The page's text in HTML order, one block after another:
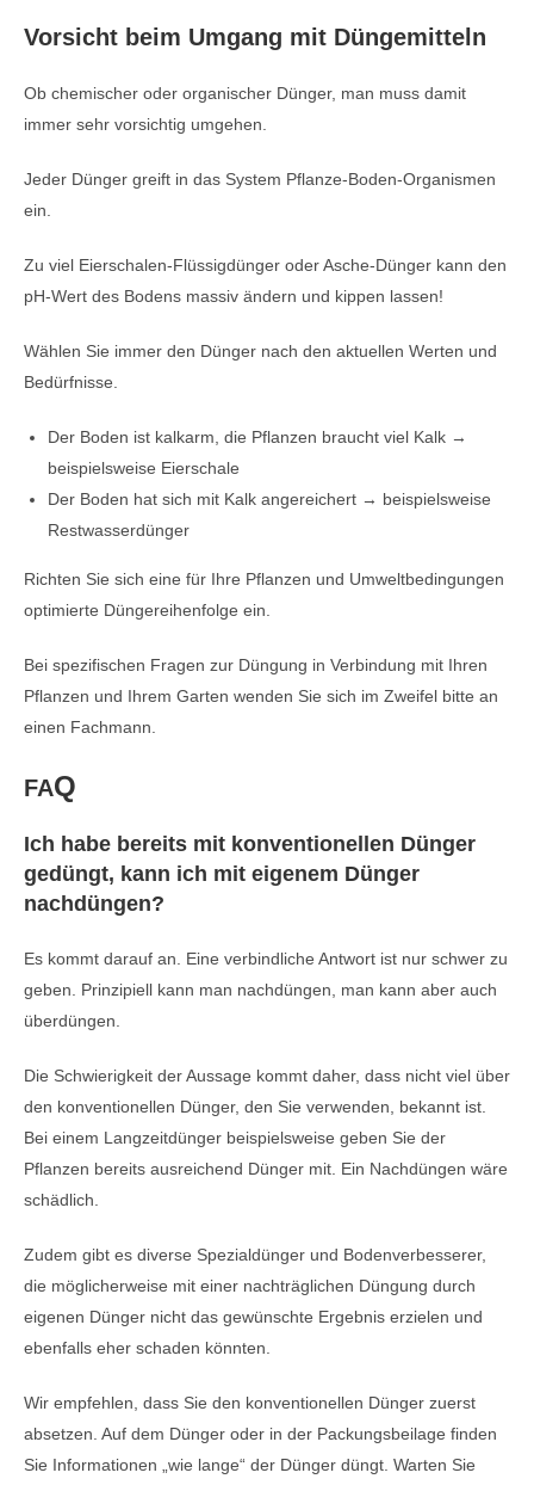
Vorsicht beim Umgang mit Düngemitteln
Ob chemischer oder organischer Dünger, man muss damit
immer sehr vorsichtig umgehen.
Jeder Dünger greift in das System Pflanze-Boden-Organismen
ein.
Zu viel Eierschalen-Flüssigdünger oder Asche-Dünger kann den
pH-Wert des Bodens massiv ändern und kippen lassen!
Wählen Sie immer den Dünger nach den aktuellen Werten und
Bedürfnisse.
Der Boden ist kalkarm, die Pflanzen braucht viel Kalk →
beispielsweise Eierschale
Der Boden hat sich mit Kalk angereichert → beispielsweise
Restwasserdünger
Richten Sie sich eine für Ihre Pflanzen und Umweltbedingungen
optimierte Düngereihenfolge ein.
Bei spezifischen Fragen zur Düngung in Verbindung mit Ihren
Pflanzen und Ihrem Garten wenden Sie sich im Zweifel bitte an
einen Fachmann.
FAQ
Ich habe bereits mit konventionellen Dünger
gedüngt, kann ich mit eigenem Dünger
nachdüngen?
Es kommt darauf an. Eine verbindliche Antwort ist nur schwer zu
geben. Prinzipiell kann man nachdüngen, man kann aber auch
überdüngen.
Die Schwierigkeit der Aussage kommt daher, dass nicht viel über
den konventionellen Dünger, den Sie verwenden, bekannt ist.
Bei einem Langzeitdünger beispielsweise geben Sie der
Pflanzen bereits ausreichend Dünger mit. Ein Nachdüngen wäre
schädlich.
Zudem gibt es diverse Spezialdünger und Bodenverbesserer,
die möglicherweise mit einer nachträglichen Düngung durch
eigenen Dünger nicht das gewünschte Ergebnis erzielen und
ebenfalls eher schaden könnten.
Wir empfehlen, dass Sie den konventionellen Dünger zuerst
absetzen. Auf dem Dünger oder in der Packungsbeilage finden
Sie Informationen „wie lange“ der Dünger düngt. Warten Sie